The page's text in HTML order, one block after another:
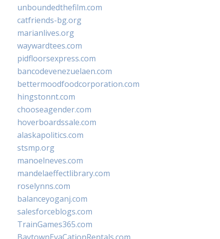
unboundedthefilm.com
catfriends-bg.org
marianlives.org
waywardtees.com
pidfloorsexpress.com
bancodevenezuelaen.com
bettermoodfoodcorporation.com
hingstonnt.com
chooseagender.com
hoverboardssale.com
alaskapolitics.com
stsmp.org
manoelneves.com
mandelaeffectlibrary.com
roselynns.com
balanceyoganj.com
salesforceblogs.com
TrainGames365.com